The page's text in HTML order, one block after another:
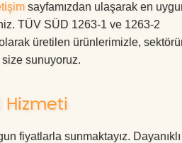
sayfamızdan ulaşarak en
TÜV SÜD 1263-1 ve 1263-2
üretilen ürünlerimizle,
size sunuyoruz.
Hizmeti
fiyatlarla sunmaktayız.